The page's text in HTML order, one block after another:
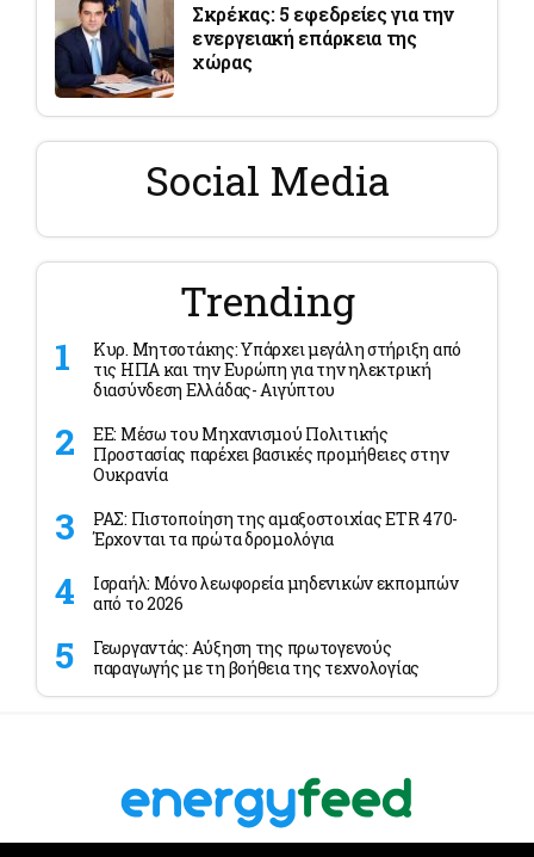
Σκρέκας: 5 εφεδρείες για την
ενεργειακή επάρκεια της
χώρας
Social Media
Trending
Κυρ. Μητσοτάκης: Υπάρχει μεγάλη στήριξη από
τις ΗΠΑ και την Ευρώπη για την ηλεκτρική
διασύνδεση Ελλάδας- Αιγύπτου
ΕΕ: Μέσω του Μηχανισμού Πολιτικής
Προστασίας παρέχει βασικές προμήθειες στην
Ουκρανία
ΡΑΣ: Πιστοποίηση της αμαξοστοιχίας ETR 470-
Έρχονται τα πρώτα δρομολόγια
Ισραήλ: Μόνο λεωφορεία μηδενικών εκπομπών
από το 2026
Γεωργαντάς: Αύξηση της πρωτογενούς
παραγωγής με τη βοήθεια της τεχνολογίας